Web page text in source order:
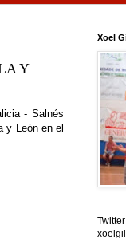
Y
- Salnés
y León en el
Xoel